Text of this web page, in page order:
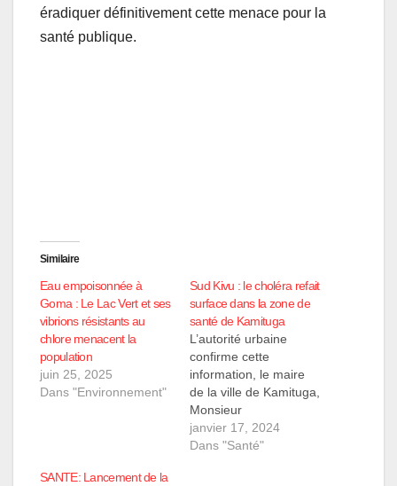
éradiquer définitivement cette menace pour la
santé publique.
Similaire
Eau empoisonnée à
Goma : Le Lac Vert et ses
vibrions résistants au
chlore menacent la
population
juin 25, 2025
Dans "Environnement"
Sud Kivu : le choléra refait
surface dans la zone de
santé de Kamituga
L’autorité urbaine
confirme cette
information, le maire
de la ville de Kamituga,
Monsieur
Alexandre BUNDYA
M'PILA, alerte sur
janvier 17, 2024
Dans "Santé"
SANTE: Lancement de la